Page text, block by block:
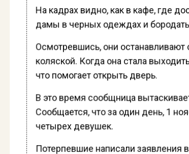
На кадрах видно, как в кафе, где
дамы в черных одеждах и
Осмотревшись, они
коляской. Когда она стала
что помогает открыть дверь.
В это время сообщница
Сообщается, что за один день, 1
четырех девушек.
Потерпевшие написали заявления